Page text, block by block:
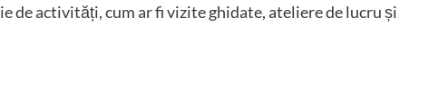
de activități, cum ar fi vizite ghidate, ateliere de lucru și